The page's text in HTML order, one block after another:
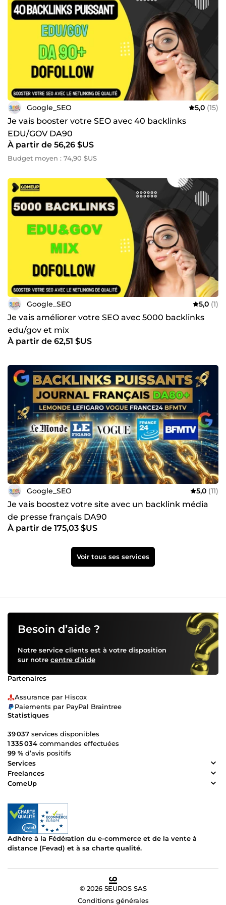
pour un audit personnalisé de votre stratégie SEO et
découvrez comment je peux optimiser votre visibilité en
Google_SEO 5,0 (15)
Je vais booster votre SEO avec 40 backlinks
EDU/GOV DA90
À partir de 56,26 $US
Budget moyen : 74,90 $US
Google_SEO 5,0 (1)
Je vais améliorer votre SEO avec 5000 backlinks
edu/gov et mix
À partir de 62,51 $US
Google_SEO 5,0 (11)
Je vais boostez votre site avec un backlink média
de presse français DA90
À partir de 175,03 $US
Voir tous ses services
Besoin d’aide ?
Notre service clients est à votre disposition
sur notre centre d’aide
Partenaires
Assurance par Hiscox
Paiements par PayPal Braintree
Statistiques
39 037 services disponibles
1 335 034 commandes effectuées
99 % d’avis positifs
Services
Freelances
ComeUp
Adhère à la Fédération du e-commerce et de la vente à
distance (Fevad) et à sa charte qualité.
© 2026 5EUROS SAS
Conditions générales